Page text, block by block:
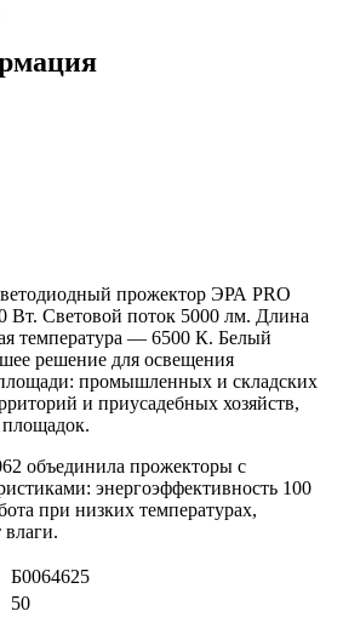
прожектор ЭРА PRO
Вт. Световой поток 5000 лм. Длина
температура — 6500 К. Белый
решение для освещения
промышленных и складских
и приусадебных хозяйств,
объединила прожекторы с
энергоэффективность 100
при низких температурах,
Б0064625
50